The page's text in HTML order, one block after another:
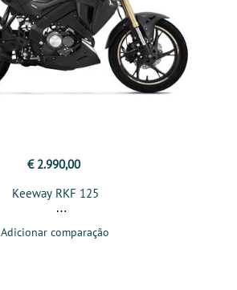
€ 2.990,00
Keeway RKF 125
Adicionar comparação